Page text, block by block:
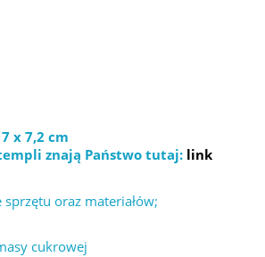
x 7,2 cm
znają Państwo tutaj: link
oraz materiałów;
cukrowej